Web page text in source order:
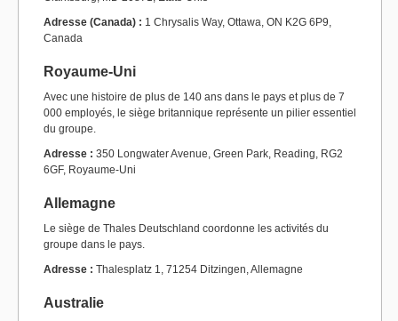
Adresse (Canada) : 1 Chrysalis Way, Ottawa, ON K2G 6P9,
Canada
Royaume-Uni
Avec une histoire de plus de 140 ans dans le pays et plus de 7
000 employés, le siège britannique représente un pilier essentiel
du groupe.
Adresse : 350 Longwater Avenue, Green Park, Reading, RG2
6GF, Royaume-Uni
Allemagne
Le siège de Thales Deutschland coordonne les activités du
groupe dans le pays.
Adresse : Thalesplatz 1, 71254 Ditzingen, Allemagne
Australie